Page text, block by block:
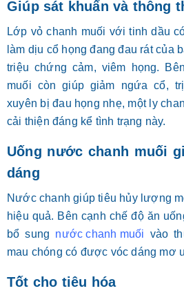
Giúp sát khuẩn và thông
Lớp vỏ chanh muối với tinh dầu
làm dịu cổ họng đang đau rát của
triệu chứng cảm, viêm họng.
muối còn giúp giảm ngứa cổ,
xuyên bị đau họng nhẹ, một ly
cải thiện đáng kể tình trạng này.
Uống nước chanh muối
dáng
Nước chanh giúp tiêu hủy lượng
hiệu quả. Bên cạnh chế độ ăn
bổ sung nước chanh muối vào
mau chóng có được vóc dáng mơ
Tốt cho tiêu hóa